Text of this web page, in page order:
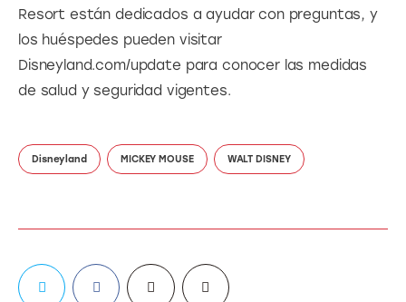
Resort están dedicados a ayudar con preguntas, y
los huéspedes pueden visitar
Disneyland.com/update para conocer las medidas
de salud y seguridad vigentes.
Disneyland MICKEY MOUSE WALT DISNEY